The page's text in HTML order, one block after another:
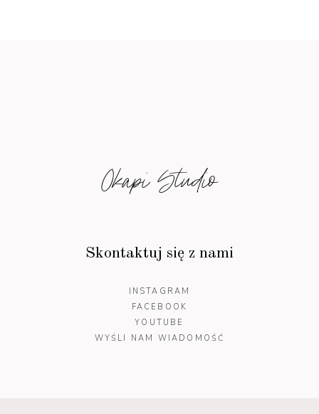
Okapi Studio
Skontaktuj się z nami
INSTAGRAM
FACEBOOK
YOUTUBE
WYŚLI NAM WIADOMOŚĆ